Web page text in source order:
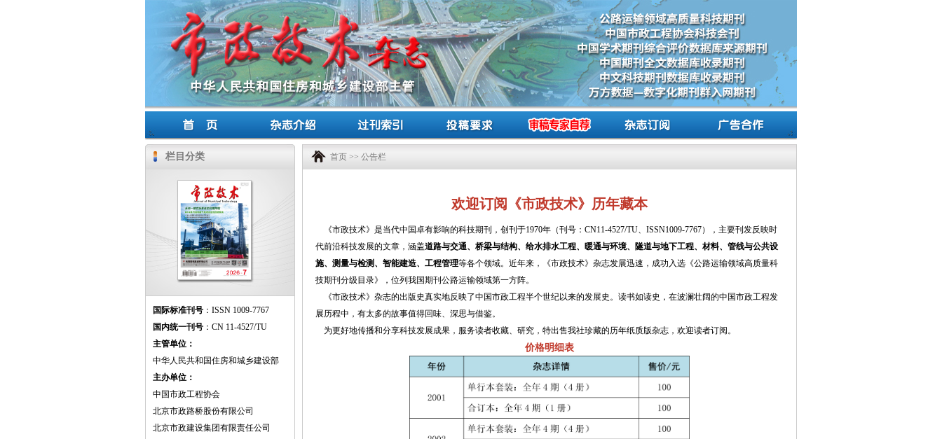
栏目分类
国际标准刊号 ：ISSN 1009-7767
国内统一刊号 ：CN 11-4527/TU
主管单位：
中华人民共和国住房和城乡建设部
主办单位：
中国市政工程协会
北京市政路桥股份有限公司
北京市政建设集团有限责任公司
首页 >> 公告栏
欢迎订阅《市政技术》历年藏本
《市政技术》是当代中国卓有影响的科技期刊，创刊于1970年（刊号：CN11-4527/TU、ISSN1009-7767），主要刊发反映时
代前沿科技发展的文章，涵盖道路与交通、桥梁与结构、给水排水工程、暖通与环境、隧道与地下工程、材料、管线与公共设
施、测量与检测、智能建造、工程管理等各个领域。近年来，《市政技术》杂志发展迅速，成功入选《公路运输领域高质量科
技期刊分级目录》，位列我国期刊公路运输领域第一方阵。
《市政技术》杂志的出版史真实地反映了中国市政工程半个世纪以来的发展史。读书如读史，在波澜壮阔的中国市政工程发
展历程中，有太多的故事值得回味、深思与借鉴。
为更好地传播和分享科技发展成果，服务读者收藏、研究，特出售我社珍藏的历年纸质版杂志，欢迎读者订阅。
价格明细表